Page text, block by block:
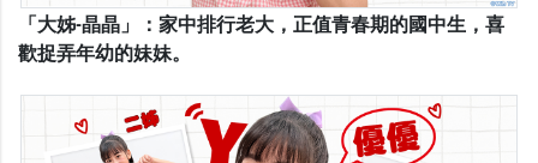
「大姊-晶晶」：家中排行老大，正值青春期的國中生，喜
歡捉弄年幼的妹妹。